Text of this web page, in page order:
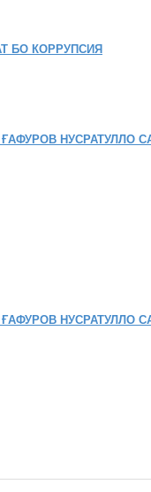
БО КОРРУПСИЯ
НУСРАТУЛЛО
НУСРАТУЛЛО